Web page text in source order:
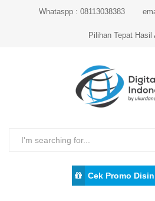
Whataspp : 08113038383
Pilihan Tepat Hasil
Cek Promo